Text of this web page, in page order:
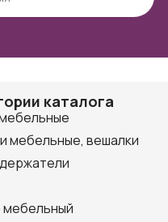
каталога
мебельные, вешалки